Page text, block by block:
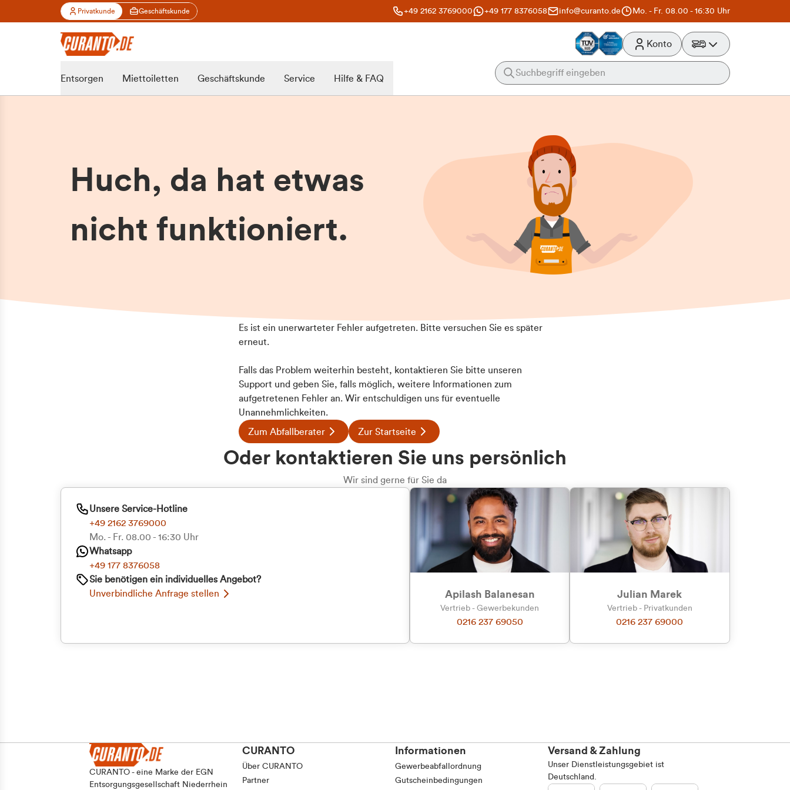
Privatkunde Geschäftskunde +49 2162 3769000 +49 177 8376058 info@curanto.de Mo. - Fr. 08.00 - 16:30 Uhr
Konto
Entsorgen Miettoiletten Geschäftskunde Service Hilfe & FAQ
Huch, da hat etwas
nicht funktioniert.
Es ist ein unerwarteter Fehler aufgetreten. Bitte versuchen Sie es später
erneut.
Falls das Problem weiterhin besteht, kontaktieren Sie bitte unseren
Support und geben Sie, falls möglich, weitere Informationen zum
aufgetretenen Fehler an. Wir entschuldigen uns für eventuelle
Unannehmlichkeiten.
Zum Abfallberater Zur Startseite
Oder kontaktieren Sie uns persönlich
Wir sind gerne für Sie da
Unsere Service-Hotline
+49 2162 3769000
Mo. - Fr. 08.00 - 16:30 Uhr
Whatsapp
+49 177 8376058
Sie benötigen ein individuelles Angebot?
Unverbindliche Anfrage stellen
Apilash Balanesan
Vertrieb - Gewerbekunden
0216 237 69050
Julian Marek
Vertrieb - Privatkunden
0216 237 69000
CURANTO - eine Marke der EGN
Entsorgungsgesellschaft Niederrhein
CURANTO
Über CURANTO
Partner
Informationen
Gewerbeabfallordnung
Gutscheinbedingungen
Versand & Zahlung
Unser Dienstleistungsgebiet ist
Deutschland.